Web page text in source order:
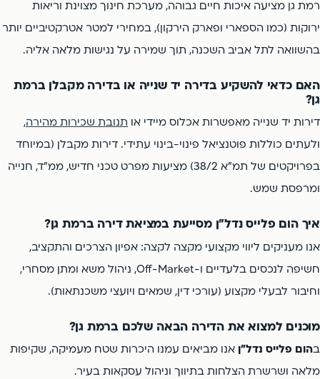
רמת גן מציעה איכות חיים גבוהה, מערכת חינוך מצוינת וריאות
ירוקות (כמו הספארי ופארק הירקון), במחירי למטר אטרקטיביים יותר
בהשוואה לתל אביב השכנה, תוך שמירה על נגישות מלאה אליה.
האם כדאי להשקיע בדירה יד שנייה או בדירה מקבלן ברמת
גן?
דירות יד שנייה מאפשרות אכלוס מיידי או תנובת שכירות מהירה,
ולעתים כוללות פוטנציאל פינוי-בינוי עתידי. דירות מקבלן (במיוחד
בפרויקטים של תמ"א 38/2) מציעות מפרט טכני חדיש, ממ"ד, חנייה
ומרפסת שמש.
איך הום פלייס נדל"ן מסייעת במציאת דירה ברמת גן?
אנו מעניקים ליווי מקצועי מקצה לקצה: אפיון הצרכים והתקציב,
חשיפה לנכסים בלעדיים ו-Off-Market, ניהול משא ומתן מסחרי,
וחיבור לבעלי מקצוע (עורכי דין, שמאים ויועצי משכנתאות).
מוכנים למצוא את הדירה הבאה שלכם ברמת גן?
בהום פלייס נדל"ן אנו מביאים עמנו היכרות שטח מעמיקה, שקיפות
מלאה ושרשרת הצלחות בתיווך וניהול עסקאות בעיר.